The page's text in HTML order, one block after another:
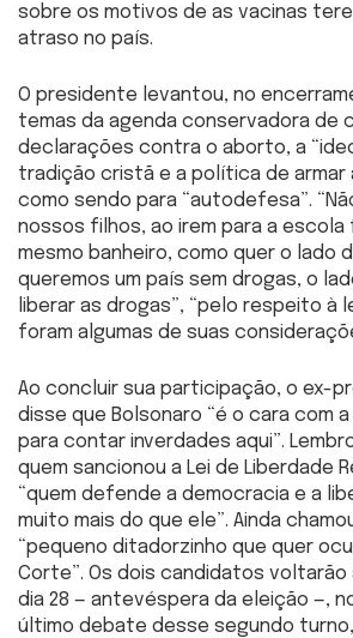
sobre os motivos de as vacinas
atraso no país.
O presidente levantou, no
temas da agenda conservadora de
declarações contra o aborto, a
tradição cristã e a política de armar
como sendo para “autodefesa”.
nossos filhos, ao irem para a
mesmo banheiro, como quer o lado
queremos um país sem drogas, o
liberar as drogas”, “pelo respeito à
foram algumas de suas
Ao concluir sua participação, o ex-
disse que Bolsonaro “é o cara com
para contar inverdades aqui”.
quem sancionou a Lei de Liberdade
“quem defende a democracia e a
muito mais do que ele”. Ainda
“pequeno ditadorzinho que quer
Corte”. Os dois candidatos
dia 28 — antevéspera da eleição —,
último debate desse segundo